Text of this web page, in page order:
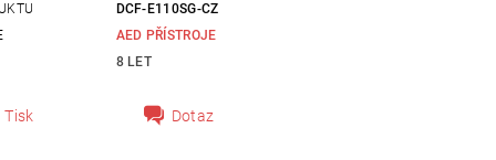
DCF-E110SG-CZ
AED PŘÍSTROJE
8 LET
Tisk Dotaz